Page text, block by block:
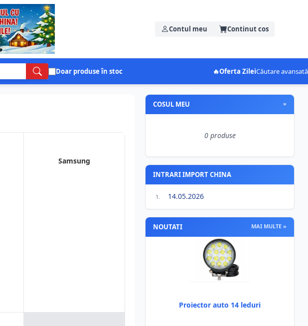
Contul meu Continut cos
Doar produse în stoc 🔥Oferta ZileiCăutare avansată
Samsung
COSUL MEU »
0 produse
INTRARI IMPORT CHINA
1. 14.05.2026
NOUTATI MAI MULTE »
Proiector auto 14 leduri